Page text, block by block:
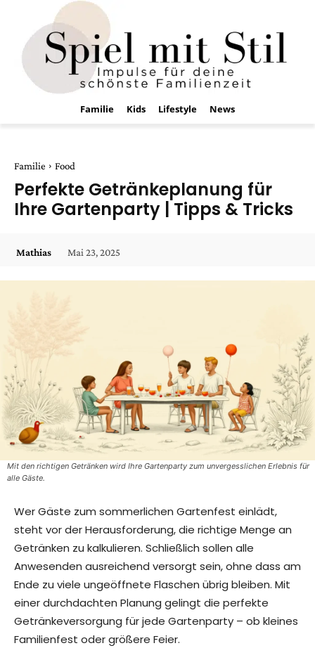
Familie Kids Lifestyle News
Familie Food
Perfekte Getränkeplanung für
Ihre Gartenparty | Tipps & Tricks
Mathias Mai 23, 2025
Mit den richtigen Getränken wird Ihre Gartenparty zum unvergesslichen Erlebnis für
alle Gäste.
Wer Gäste zum sommerlichen Gartenfest einlädt,
steht vor der Herausforderung, die richtige Menge an
Getränken zu kalkulieren. Schließlich sollen alle
Anwesenden ausreichend versorgt sein, ohne dass am
Ende zu viele ungeöffnete Flaschen übrig bleiben. Mit
einer durchdachten Planung gelingt die perfekte
Getränkeversorgung für jede Gartenparty – ob kleines
Familienfest oder größere Feier.